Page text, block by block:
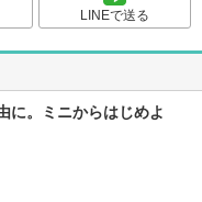
LINEで送る
に。ミニからはじめよ